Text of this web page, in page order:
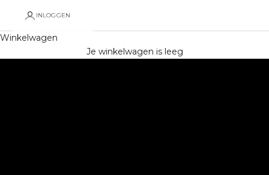
INLOGGEN
Winkelwagen
Je winkelwagen is leeg
BEKIJK ALLE PIANO'S